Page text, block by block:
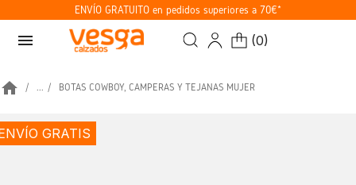
ENVÍO GRATUITO en pedidos superiores a 70€*
menu (0)
home ... BOTAS COWBOY, CAMPERAS Y TEJANAS MUJER
GRATIS